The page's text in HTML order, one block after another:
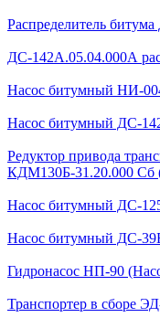
Распределитель
ДС-142А.05.04.000А
Насос битумный НИ-
Насос битумный ДС-
Редуктор привода
КДМ130Б-31.20.000 Сб
Насос битумный ДС-
Насос битумный ДС-
Гидронасос НП-90
Транспортер в сборе